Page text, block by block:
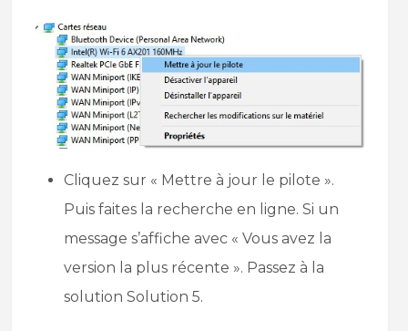
Cliquez sur « Mettre à jour le pilote ».
Puis faites la recherche en ligne. Si un
message s’affiche avec « Vous avez la
version la plus récente ». Passez à la
solution Solution 5.